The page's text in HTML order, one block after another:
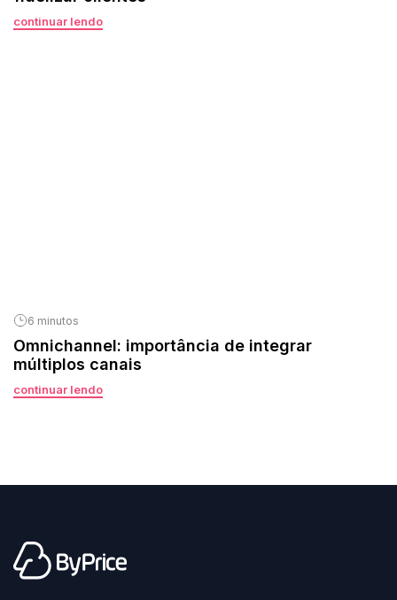
continuar lendo
6 minutos
Omnichannel: importância de integrar
múltiplos canais
continuar lendo